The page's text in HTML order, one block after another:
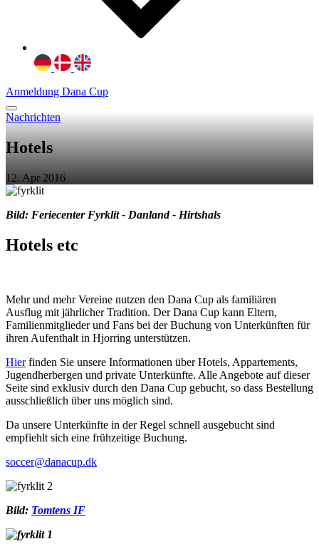
Anmeldung Dana Cup
Nachrichten
Hotels
12. Apr 2016
Bild: Feriecenter Fyrklit - Danland - Hirtshals
Hotels etc
Mehr und mehr Vereine nutzen den Dana Cup als familiären
Ausflug mit jährlicher Tradition. Der Dana Cup kann Eltern,
Familienmitglieder und Fans bei der Buchung von Unterkünften für
ihren Aufenthalt in Hjorring unterstützen.
Hierfinden Sie unsere Informationen über Hotels, Appartements,
Jugendherbergen und private Unterkünfte. Alle Angebote auf dieser
Seite sind exklusiv durch den Dana Cup gebucht, so dass Bestellung
ausschließlich über uns möglich sind.
Da unsere Unterkünfte in der Regel schnell ausgebucht sind
empfiehlt sich eine frühzeitige Buchung.
soccer@danacup.dk
Bild: Tomtens IF